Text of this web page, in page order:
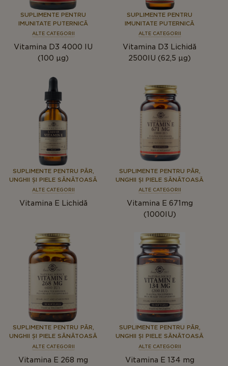
SUPLIMENTE PENTRU
IMUNITATE PUTERNICĂ
ALTE CATEGORII
Vitamina D3 4000 IU
(100 μg)
SUPLIMENTE PENTRU
IMUNITATE PUTERNICĂ
ALTE CATEGORII
Vitamina D3 Lichidă
2500IU (62,5 µg)
SUPLIMENTE PENTRU PĂR,
UNGHII ȘI PIELE SĂNĂTOASĂ
ALTE CATEGORII
Vitamina E Lichidă
SUPLIMENTE PENTRU PĂR,
UNGHII ȘI PIELE SĂNĂTOASĂ
ALTE CATEGORII
Vitamina E 671mg
(1000IU)
SUPLIMENTE PENTRU PĂR,
UNGHII ȘI PIELE SĂNĂTOASĂ
ALTE CATEGORII
Vitamina E 268 mg
SUPLIMENTE PENTRU PĂR,
UNGHII ȘI PIELE SĂNĂTOASĂ
ALTE CATEGORII
Vitamina E 134 mg